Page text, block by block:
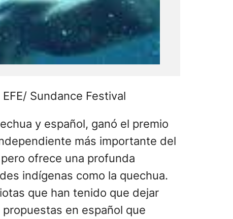
Sundance Festival
y español, ganó el premio
más importante del
ofrece una profunda
indígenas como la quechua.
que han tenido que dejar
en español que